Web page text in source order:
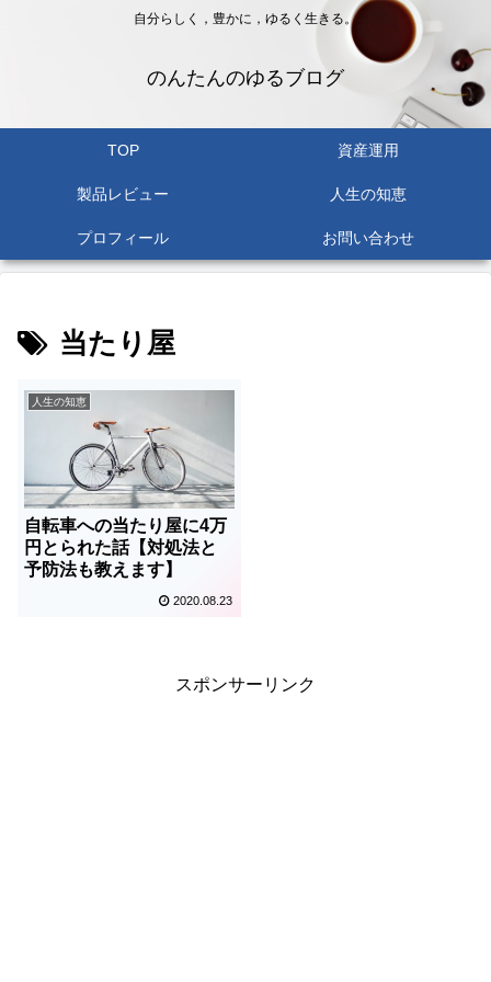
自分らしく，豊かに，ゆるく生きる。
のんたんのゆるブログ
TOP 資産運用
製品レビュー 人生の知恵
プロフィール お問い合わせ
当たり屋
人生の知恵
自転車への当たり屋に4万
円とられた話【対処法と
予防法も教えます】
2020.08.23
スポンサーリンク